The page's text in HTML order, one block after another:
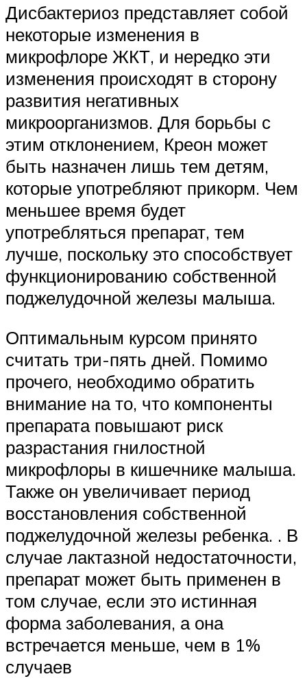
Дисбактериоз представляет собой
некоторые изменения в
микрофлоре ЖКТ, и нередко эти
изменения происходят в сторону
развития негативных
микроорганизмов. Для борьбы с
этим отклонением, Креон может
быть назначен лишь тем детям,
которые употребляют прикорм. Чем
меньшее время будет
употребляться препарат, тем
лучше, поскольку это способствует
функционированию собственной
поджелудочной железы малыша.
Оптимальным курсом принято
считать три-пять дней. Помимо
прочего, необходимо обратить
внимание на то, что компоненты
препарата повышают риск
разрастания гнилостной
микрофлоры в кишечнике малыша.
Также он увеличивает период
восстановления собственной
поджелудочной железы ребенка. . В
случае лактазной недостаточности,
препарат может быть применен в
том случае, если это истинная
форма заболевания, а она
встречается меньше, чем в 1%
случаев